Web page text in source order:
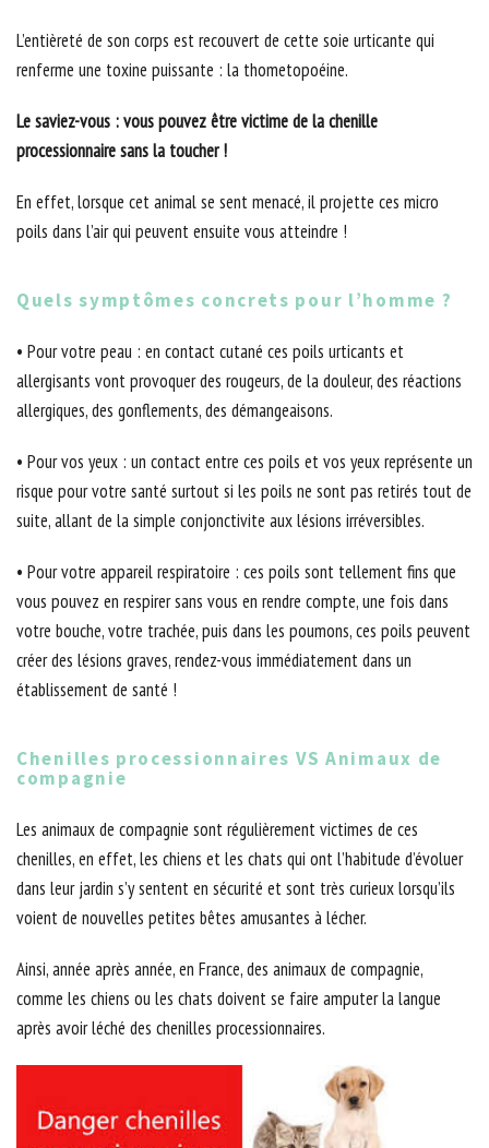
L’entièreté de son corps est recouvert de cette soie urticante qui
renferme une toxine puissante : la thometopoéine.
Le saviez-vous : vous pouvez être victime de la chenille
processionnaire sans la toucher !
En effet, lorsque cet animal se sent menacé, il projette ces micro
poils dans l’air qui peuvent ensuite vous atteindre !
Quels symptômes concrets pour l’homme ?
• Pour votre peau : en contact cutané ces poils urticants et
allergisants vont provoquer des rougeurs, de la douleur, des réactions
allergiques, des gonflements, des démangeaisons.
• Pour vos yeux : un contact entre ces poils et vos yeux représente un
risque pour votre santé surtout si les poils ne sont pas retirés tout de
suite, allant de la simple conjonctivite aux lésions irréversibles.
• Pour votre appareil respiratoire : ces poils sont tellement fins que
vous pouvez en respirer sans vous en rendre compte, une fois dans
votre bouche, votre trachée, puis dans les poumons, ces poils peuvent
créer des lésions graves, rendez-vous immédiatement dans un
établissement de santé !
Chenilles processionnaires VS Animaux de
compagnie
Les animaux de compagnie sont régulièrement victimes de ces
chenilles, en effet, les chiens et les chats qui ont l’habitude d’évoluer
dans leur jardin s’y sentent en sécurité et sont très curieux lorsqu’ils
voient de nouvelles petites bêtes amusantes à lécher.
Ainsi, année après année, en France, des animaux de compagnie,
comme les chiens ou les chats doivent se faire amputer la langue
après avoir léché des chenilles processionnaires.